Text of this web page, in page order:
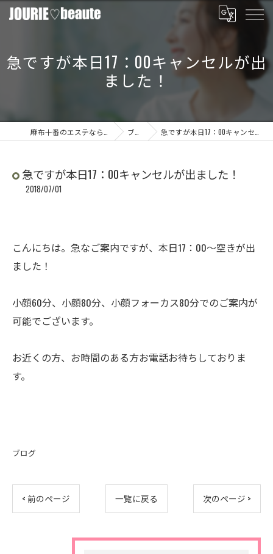
急ですが本日17：00キャンセルが出
ました！
ブログ 急ですが本日17：00キャンセルが出ました！
急ですが本日17：00キャンセルが出ました！
2018/07/01
こんにちは。急なご案内ですが、本日17：00～空きが出
ました！
小顔60分、小顔80分、小顔フォーカス80分でのご案内が
可能でございます。
お近くの方、お時間のある方お電話お待ちしておりま
す。
ブログ
< 前のページ 一覧に戻る 次のページ >